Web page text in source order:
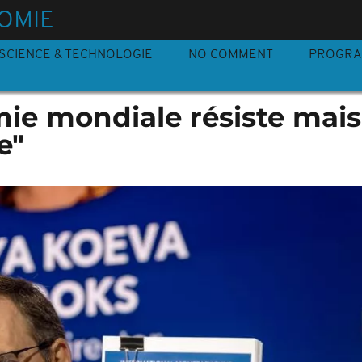
SCIENCE & TECHNOLOGIE NO COMMENT
mondiale résiste mais